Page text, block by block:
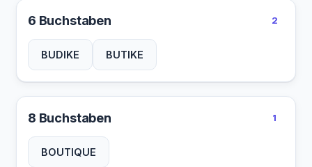
6 Buchstaben 2
BUDIKE BUTIKE
8 Buchstaben 1
BOUTIQUE